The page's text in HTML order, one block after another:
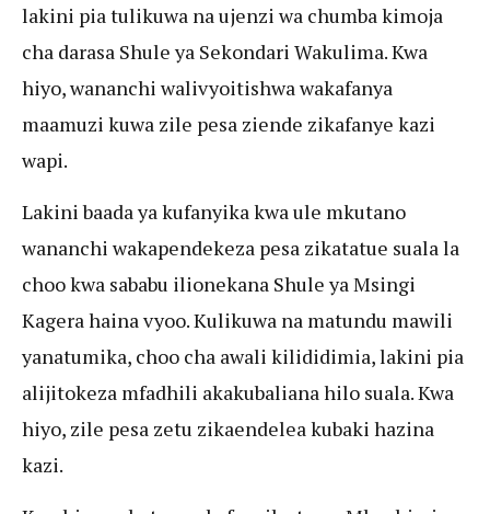
lakini pia tulikuwa na ujenzi wa chumba kimoja
cha darasa Shule ya Sekondari Wakulima. Kwa
hiyo, wananchi walivyoitishwa wakafanya
maamuzi kuwa zile pesa ziende zikafanye kazi
wapi.
Lakini baada ya kufanyika kwa ule mkutano
wananchi wakapendekeza pesa zikatatue suala la
choo kwa sababu ilionekana Shule ya Msingi
Kagera haina vyoo. Kulikuwa na matundu mawili
yanatumika, choo cha awali kilididimia, lakini pia
alijitokeza mfadhili akakubaliana hilo suala. Kwa
hiyo, zile pesa zetu zikaendelea kubaki hazina
kazi.